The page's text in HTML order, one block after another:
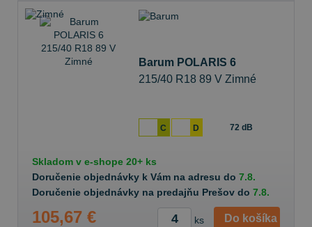
Barum POLARIS 6
215/40 R18 89 V Zimné
C D 72 dB
Skladom v e-shope 20+ ks
Doručenie objednávky k Vám na adresu do 7.8.
Doručenie objednávky na predajňu Prešov do 7.8.
105,67 € ks Do košíka